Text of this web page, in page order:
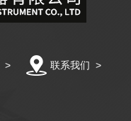
> 联系我们 >